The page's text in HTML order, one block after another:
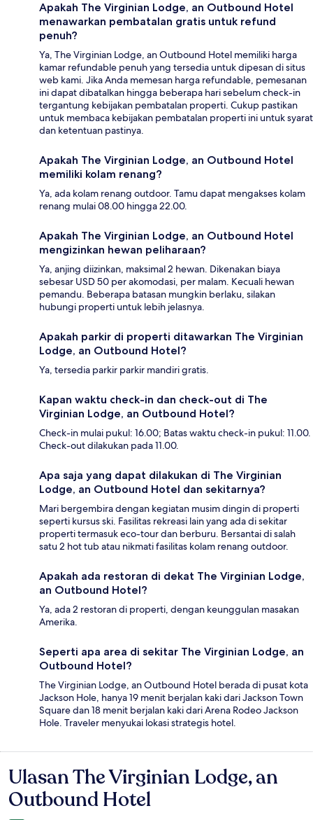
Apakah The Virginian Lodge, an Outbound Hotel
menawarkan pembatalan gratis untuk refund
penuh?
Ya, The Virginian Lodge, an Outbound Hotel memiliki harga
kamar refundable penuh yang tersedia untuk dipesan di situs
web kami. Jika Anda memesan harga refundable, pemesanan
ini dapat dibatalkan hingga beberapa hari sebelum check-in
tergantung kebijakan pembatalan properti. Cukup pastikan
untuk membaca kebijakan pembatalan properti ini untuk syarat
dan ketentuan pastinya.
Apakah The Virginian Lodge, an Outbound Hotel
memiliki kolam renang?
Ya, ada kolam renang outdoor. Tamu dapat mengakses kolam
renang mulai 08.00 hingga 22.00.
Apakah The Virginian Lodge, an Outbound Hotel
mengizinkan hewan peliharaan?
Ya, anjing diizinkan, maksimal 2 hewan. Dikenakan biaya
sebesar USD 50 per akomodasi, per malam. Kecuali hewan
pemandu. Beberapa batasan mungkin berlaku, silakan
hubungi properti untuk lebih jelasnya.
Apakah parkir di properti ditawarkan The Virginian
Lodge, an Outbound Hotel?
Ya, tersedia parkir parkir mandiri gratis.
Kapan waktu check-in dan check-out di The
Virginian Lodge, an Outbound Hotel?
Check-in mulai pukul: 16.00; Batas waktu check-in pukul: 11.00.
Check-out dilakukan pada 11.00.
Apa saja yang dapat dilakukan di The Virginian
Lodge, an Outbound Hotel dan sekitarnya?
Mari bergembira dengan kegiatan musim dingin di properti
seperti kursus ski. Fasilitas rekreasi lain yang ada di sekitar
properti termasuk eco-tour dan berburu. Bersantai di salah
satu 2 hot tub atau nikmati fasilitas kolam renang outdoor.
Apakah ada restoran di dekat The Virginian Lodge,
an Outbound Hotel?
Ya, ada 2 restoran di properti, dengan keunggulan masakan
Amerika.
Seperti apa area di sekitar The Virginian Lodge, an
Outbound Hotel?
The Virginian Lodge, an Outbound Hotel berada di pusat kota
Jackson Hole, hanya 19 menit berjalan kaki dari Jackson Town
Square dan 18 menit berjalan kaki dari Arena Rodeo Jackson
Hole. Traveler menyukai lokasi strategis hotel.
Ulasan
Ulasan The Virginian Lodge, an
Outbound Hotel